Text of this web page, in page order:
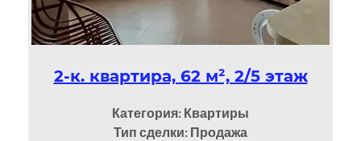
2-к. квартира, 62 м², 2/5 этаж
Категория: Квартиры
Тип сделки: Продажа